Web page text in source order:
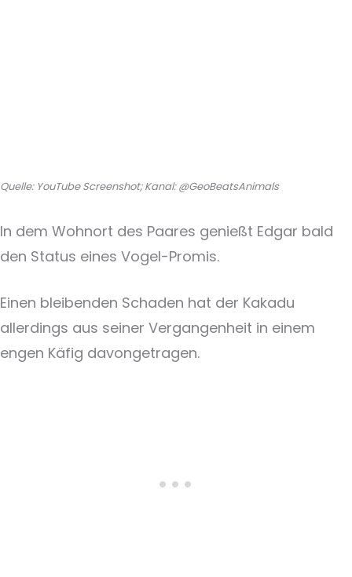
Quelle: YouTube Screenshot; Kanal: @GeoBeatsAnimals
In dem Wohnort des Paares genießt Edgar bald
den Status eines Vogel-Promis.
Einen bleibenden Schaden hat der Kakadu
allerdings aus seiner Vergangenheit in einem
engen Käfig davongetragen.